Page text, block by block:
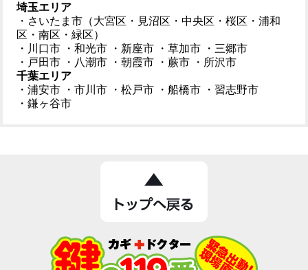
埼玉エリア
・さいたま市（大宮区・見沼区・中央区・桜区・浦和
区・南区・緑区）
・川口市
・和光市 ・新座市 ・草加市
・三郷市
・戸田市
・八潮市 ・朝霞市 ・蕨市
・所沢市
千葉エリア
・浦安市
・市川市 ・松戸市 ・船橋市
・習志野市
・鎌ヶ谷市